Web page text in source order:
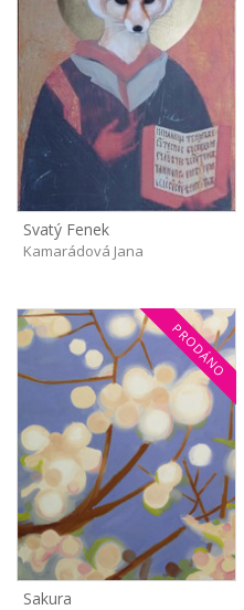
Svatý Fenek
Kamarádová Jana
PRODÁNO
Sakura